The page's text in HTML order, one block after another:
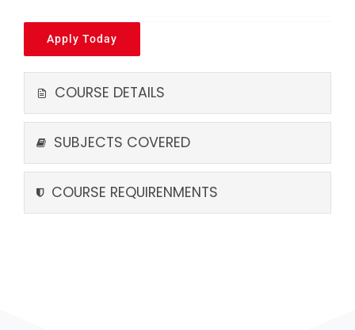
Apply Today
COURSE DETAILS
SUBJECTS COVERED
COURSE REQUIRENMENTS